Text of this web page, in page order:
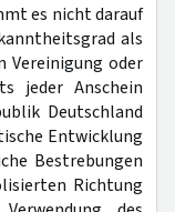
es nicht darauf
als
Vereinigung oder
jeder Anschein
Deutschland
Entwicklung
Bestrebungen
Richtung